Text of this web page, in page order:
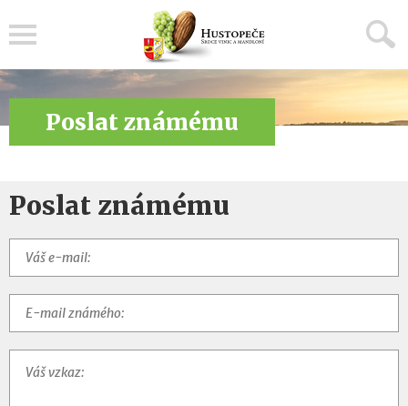
Poslat známému
Poslat známému